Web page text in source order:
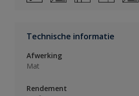
Technische informatie
Afwerking
Mat
Rendement